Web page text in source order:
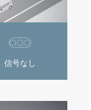
信号なし